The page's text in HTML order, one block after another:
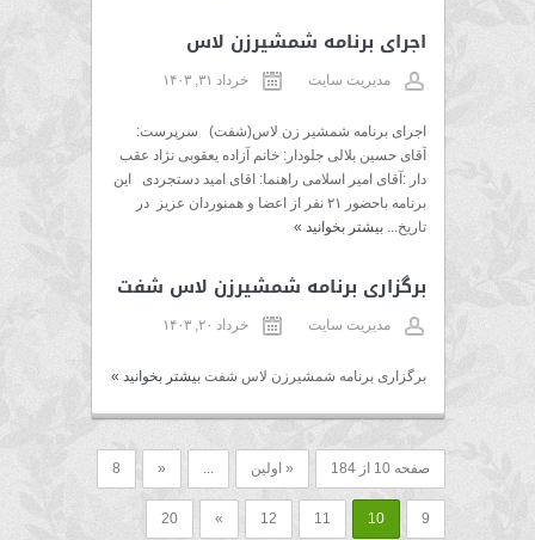
اجرای برنامه شمشیرزن لاس
مدیریت سایت خرداد ۳۱, ۱۴۰۳
اجرای برنامه شمشیر زن لاس(شفت) سرپرست:
آقای حسین بلالی جلودار: خانم آزاده یعقوبی نژاد عقب
دار :آقای امیر اسلامی راهنما: اقای امید دستجردی این
برنامه باحضور ۲۱ نفر از اعضا و همنوردان عزیز در
تاریخ...بیشتر بخوانید »
برگزاری برنامه شمشیرزن لاس شفت
مدیریت سایت خرداد ۲۰, ۱۴۰۳
برگزاری برنامه شمشیرزن لاس شفتبیشتر بخوانید »
صفحه 10 از 184 « اولین «
8
9
10
11
12
»
20